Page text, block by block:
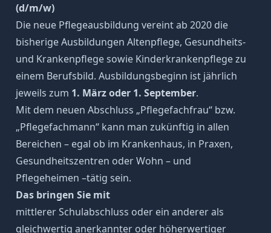
(d/m/w)
Die neue Pflegeausbildung vereint ab 2020 die
bisherige Ausbildungen Altenpflege, Gesundheits-
und Krankenpflege sowie Kinderkrankenpflege zu
einem Berufsbild. Ausbildungsbeginn ist jährlich
jeweils zum 1. März oder 1. September.
Mit dem neuen Abschluss „Pflegefachfrau“ bzw.
„Pflegefachmann“ kann man zukünftig in allen
Bereichen – egal ob im Krankenhaus, in Praxen,
Gesundheitszentren oder Wohn – und
Pflegeheimen –tätig sein.
Das bringen Sie mit
mittlerer Schulabschluss oder ein anderer als
gleichwertig anerkannter oder höherwertiger